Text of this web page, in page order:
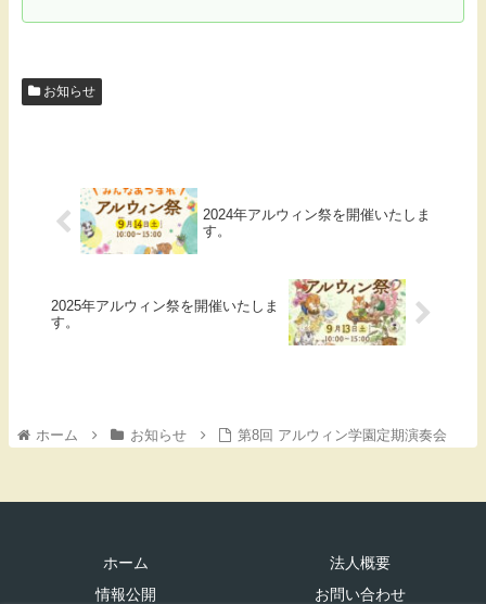
お知らせ
2024年アルウィン祭を開催いたしま
す。
2025年アルウィン祭を開催いたしま
す。
ホーム お知らせ 第8回 アルウィン学園定期演奏会
ホーム
法人概要
情報公開
お問い合わせ